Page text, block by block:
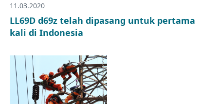
11.03.2020
LL69D d69z telah dipasang untuk pertama
kali di Indonesia